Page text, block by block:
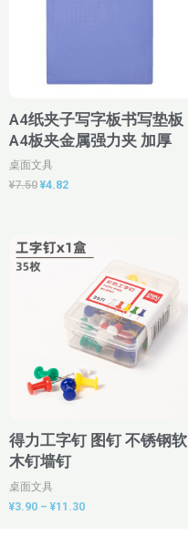
A4纸夹子写字板书写垫板
A4板夹金属强力夹 加厚
桌面文具
¥7.50 ¥4.82
得力工字钉 图钉 不锈钢软
木钉墙钉
桌面文具
¥3.90 – ¥11.30
价
格
围：
¥3.90
至
¥11.30